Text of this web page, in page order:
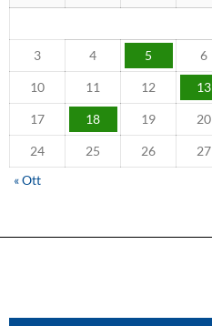
3 4 5 6
10 11 12 13
17 18 19 20
24 25 26 27
« Ott